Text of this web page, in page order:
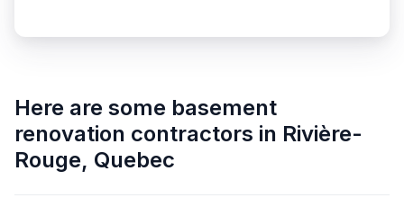
Here are some basement
renovation contractors in Rivière-
Rouge, Quebec